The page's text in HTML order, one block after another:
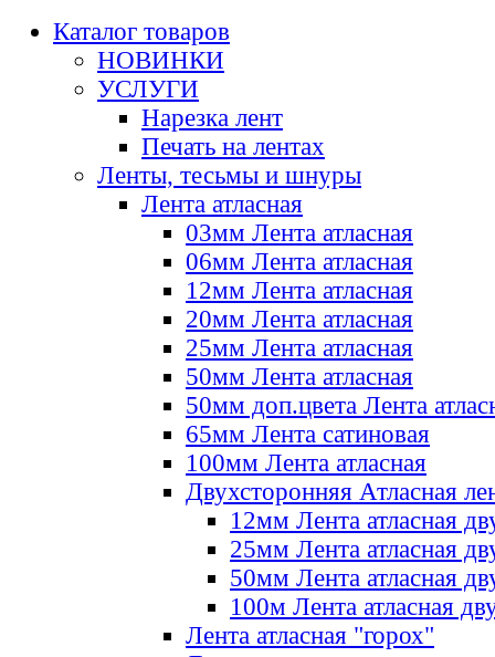
Каталог товаров
НОВИНКИ
УСЛУГИ
Нарезка лент
Печать на лентах
Ленты, тесьмы и шнуры
Лента атласная
03мм Лента атласная
06мм Лента атласная
12мм Лента атласная
20мм Лента атласная
25мм Лента атласная
50мм Лента атласная
50мм доп.цвета Лента
65мм Лента сатиновая
100мм Лента атласная
Двухсторонняя Атласная
12мм Лента атласная
25мм Лента атласная
50мм Лента атласная
100м Лента атласная
Лента атласная "горох"